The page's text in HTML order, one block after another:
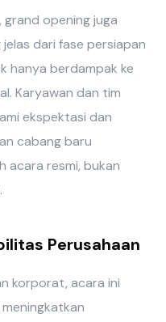
grand opening juga
dari fase persiapan
hanya berdampak ke
Karyawan dan tim
ekspektasi dan
cabang baru
acara resmi, bukan
Perusahaan
korporat, acara ini